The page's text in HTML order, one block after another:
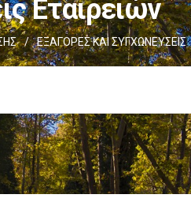
Εταιρειών
/ EΞΑΓΟΡΕΣ ΚΑΙ ΣΥΓΧΩΝΕΥΣΕΙΣ